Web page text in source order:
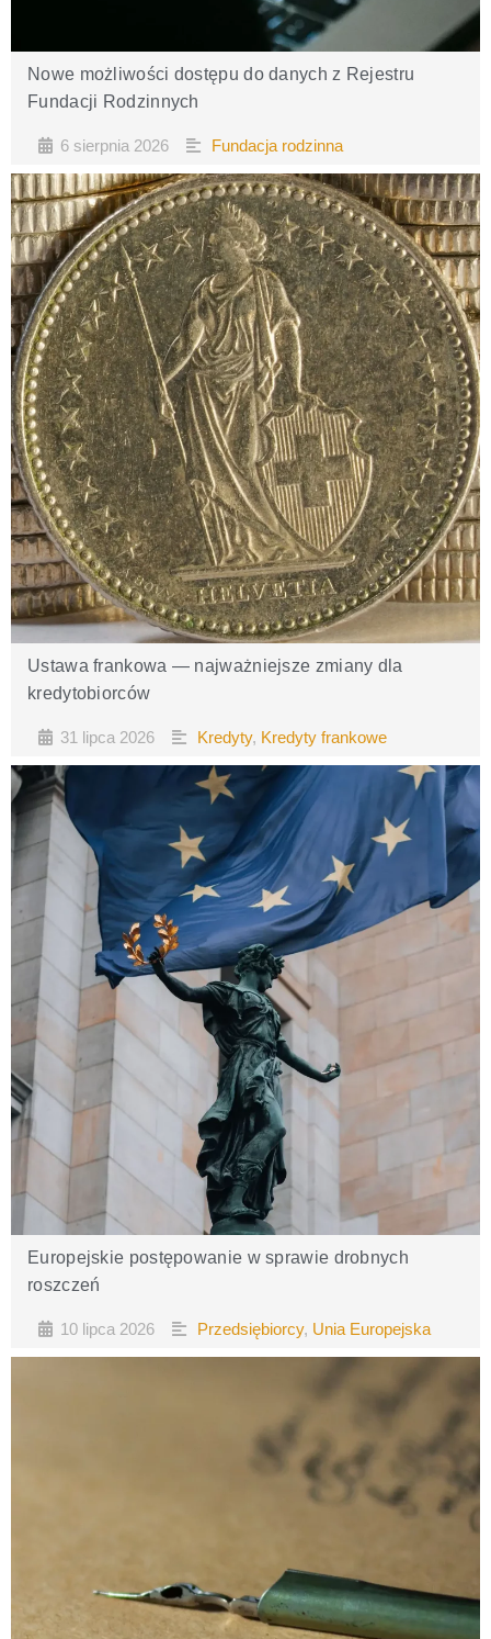
Nowe możliwości dostępu do danych z Rejestru
Fundacji Rodzinnych
6 sierpnia 2026 Fundacja rodzinna
Ustawa frankowa — najważniejsze zmiany dla
kredytobiorców
31 lipca 2026 Kredyty, Kredyty frankowe
Europejskie postępowanie w sprawie drobnych
roszczeń
10 lipca 2026 Przedsiębiorcy, Unia Europejska